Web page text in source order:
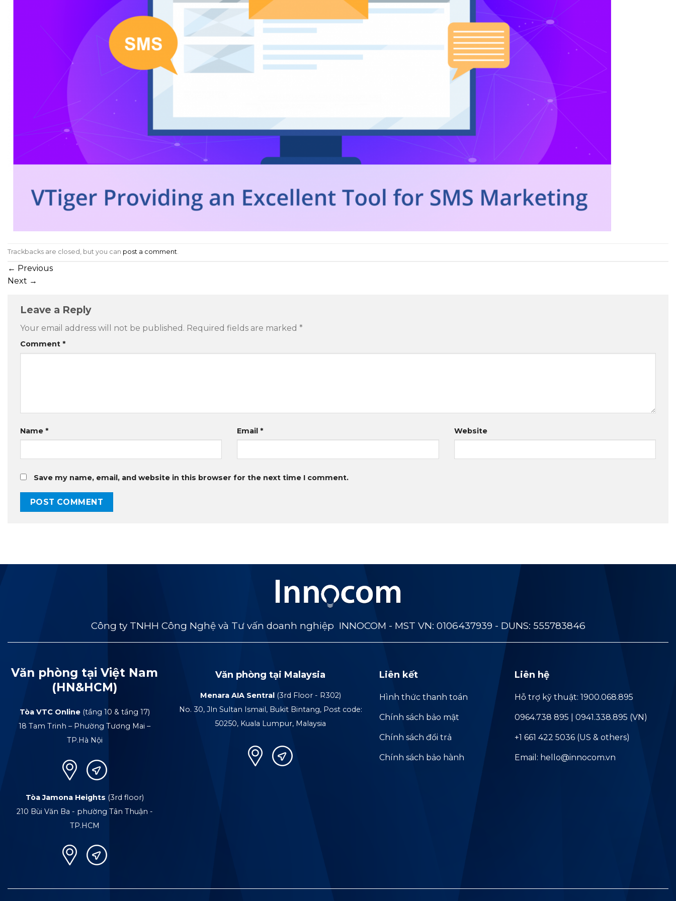
Trackbacks are closed, but you can post a comment
← Previous
Next →
Leave a Reply
Your email address will not be published. Required fields are marked *
Comment *
Name * Email* Website
Save my name, email, and website in this browser for the next time I comment.
Công ty TNHH Công Nghệ và Tư vấn doanh nghiệp INNOCOM - MST VN: 0106437939 - DUNS: 555783846
Văn phòng tại Việt Nam
(HN&HCM)
Tòa VTC Online(tầng 10 & tầng 17)
18 Tam Trinh – Phường Tương Mai –
TP.Hà Nội
Tòa Jamona Heights (3rd floor)
210 Bùi Văn Ba - phường Tân Thuận -
TP.HCM
Văn phòng tại Malaysia
Menara AIA Sentral (3rd Floor - R302)
No. 30, Jln Sultan Ismail, Bukit Bintang, Post code:
50250, Kuala Lumpur, Malaysia
Liên kết
Hình thức thanh toán
Chính sách bảo mật
Chính sách đổi trả
Chính sách bảo hành
Liên hệ
Hỗ trợ kỹ thuật: 1900.068.895
0964.738 895 | 0941.338.895 (VN)
+1 661 422 5036 (US & others)
Email: hello@innocom.vn